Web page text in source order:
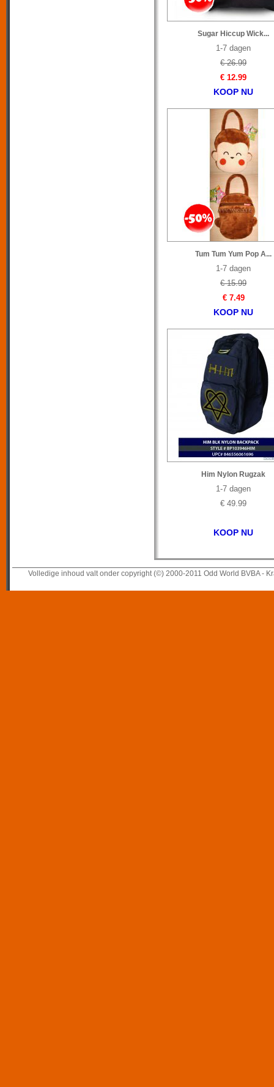
Sugar Hiccup Wick...
1-7 dagen
€ 26.99
€ 12.99
KOOP NU
Tum Tum Yum Pop A...
1-7 dagen
€ 15.99
€ 7.49
KOOP NU
Him Nylon Rugzak
1-7 dagen
€ 49.99
KOOP NU
Volledige inhoud valt onder copyright (©) 2000-2011 Odd World BVBA -